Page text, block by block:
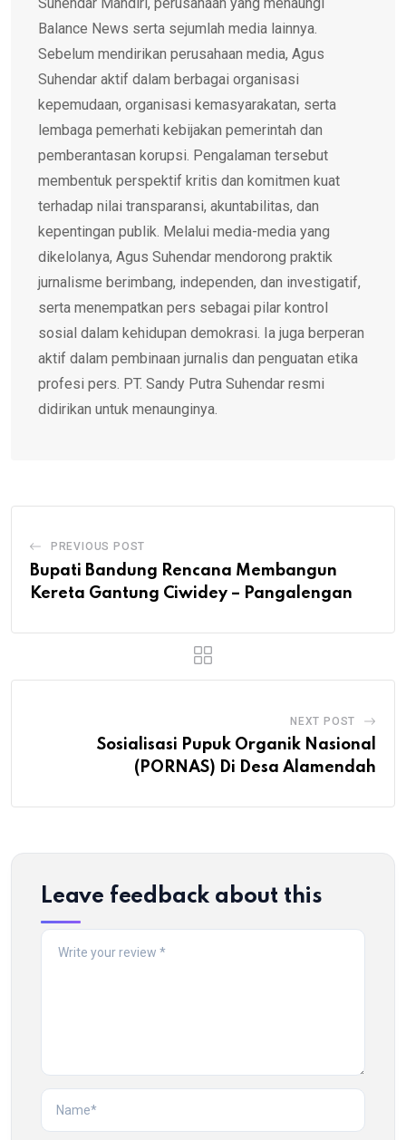
Balance News serta sejumlah media lainnya.
Sebelum mendirikan perusahaan media, Agus
Suhendar aktif dalam berbagai organisasi
kepemudaan, organisasi kemasyarakatan, serta
lembaga pemerhati kebijakan pemerintah dan
pemberantasan korupsi. Pengalaman tersebut
membentuk perspektif kritis dan komitmen kuat
terhadap nilai transparansi, akuntabilitas, dan
kepentingan publik. Melalui media-media yang
dikelolanya, Agus Suhendar mendorong praktik
jurnalisme berimbang, independen, dan investigatif,
serta menempatkan pers sebagai pilar kontrol
sosial dalam kehidupan demokrasi. Ia juga berperan
aktif dalam pembinaan jurnalis dan penguatan etika
profesi pers. PT. Sandy Putra Suhendar resmi
didirikan untuk menaunginya.
PREVIOUS POST
Bupati Bandung Rencana Membangun
Kereta Gantung Ciwidey – Pangalengan
NEXT POST
Sosialisasi Pupuk Organik Nasional
(PORNAS) Di Desa Alamendah
Leave feedback about this